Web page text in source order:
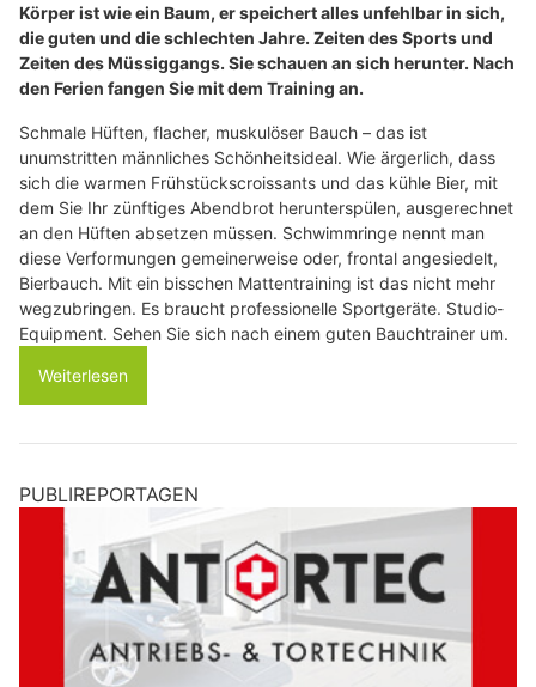
Körper ist wie ein Baum, er speichert alles unfehlbar in sich,
die guten und die schlechten Jahre. Zeiten des Sports und
Zeiten des Müssiggangs. Sie schauen an sich herunter. Nach
den Ferien fangen Sie mit dem Training an.
Schmale Hüften, flacher, muskulöser Bauch – das ist
unumstritten männliches Schönheitsideal. Wie ärgerlich, dass
sich die warmen Frühstückscroissants und das kühle Bier, mit
dem Sie Ihr zünftiges Abendbrot herunterspülen, ausgerechnet
an den Hüften absetzen müssen. Schwimmringe nennt man
diese Verformungen gemeinerweise oder, frontal angesiedelt,
Bierbauch. Mit ein bisschen Mattentraining ist das nicht mehr
wegzubringen. Es braucht professionelle Sportgeräte. Studio-
Equipment. Sehen Sie sich nach einem guten Bauchtrainer um.
Weiterlesen
PUBLIREPORTAGEN